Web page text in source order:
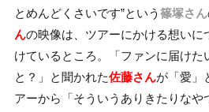
とめんどくさいです”という 篠塚さん
んの映像は、ツアーにかける想いに
けているところ。「ファンに届けた
と？」と聞かれた佐藤さんが「愛」
アーから「そういうありきたりなや